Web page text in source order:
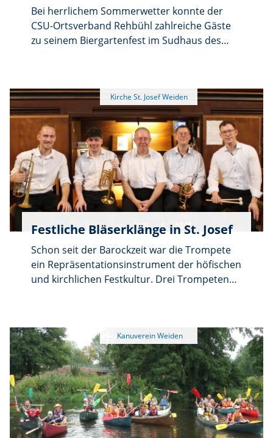
Bei herrlichem Sommerwetter konnte der
CSU-Ortsverband Rehbühl zahlreiche Gäste
zu seinem Biergartenfest im Sudhaus des
darüber, dass mit der Brauerei Molter und
ihrem Inhaber Lino Molter wieder Leben in
den traditionsreichen Heimgarten eingekehrt
ist.
Festliche Bläserklänge in St. Josef
Schon seit der Barockzeit war die Trompete
ein Repräsentationsinstrument der höfischen
und kirchlichen Festkultur. Drei Trompeten
Orgel oder Orchester, für festlich strahlende
Kirchen- und Repräsentationsmusik und als
musikalisches Emblem für Feierlichkeit und
Erhabenheit.
Kanuverein Weiden